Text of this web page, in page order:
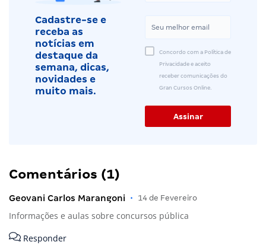
Cadastre-se e
receba as
notícias em
destaque da
semana, dicas,
novidades e
muito mais.
Concordo com a Política de
Privacidade e aceito
receber comunicações do
Gran Cursos Online.
Comentários (1)
Geovani Carlos Marangoni • 14 de Fevereiro
Informações e aulas sobre concursos pública
Responder